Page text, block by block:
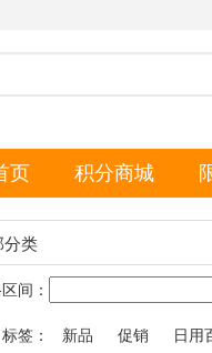
页 积分商城
分类
间：
标签： 新品 促销 日用